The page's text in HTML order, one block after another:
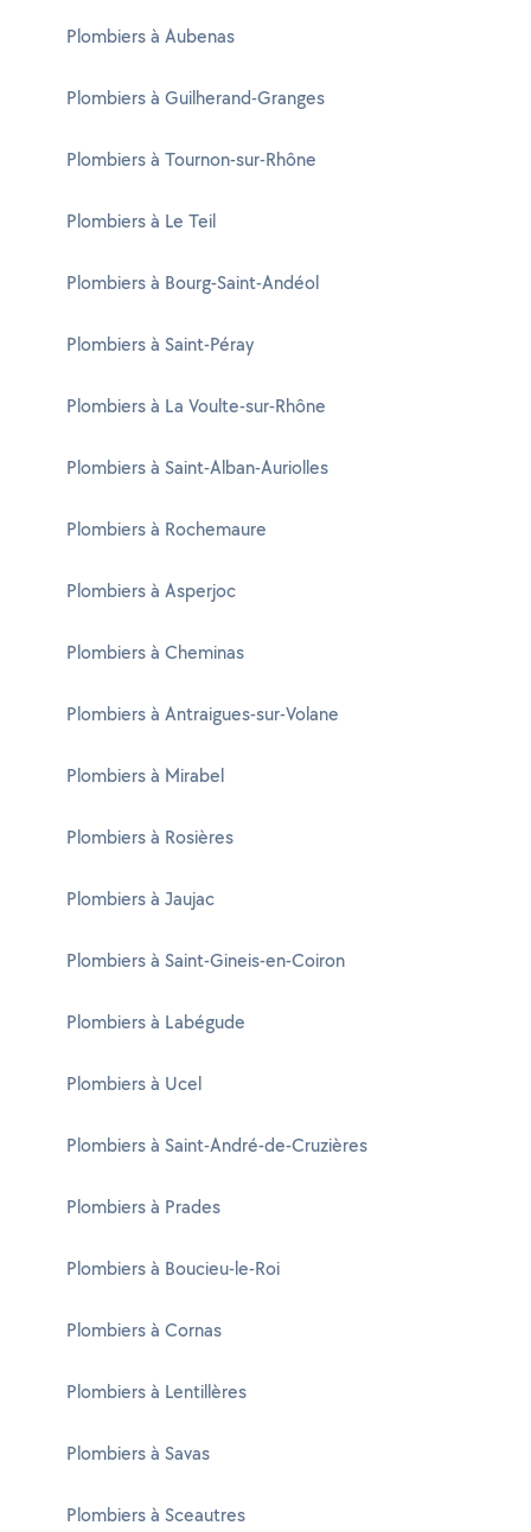
Plombiers à Aubenas
Plombiers à Guilherand-Granges
Plombiers à Tournon-sur-Rhône
Plombiers à Le Teil
Plombiers à Bourg-Saint-Andéol
Plombiers à Saint-Péray
Plombiers à La Voulte-sur-Rhône
Plombiers à Saint-Alban-Auriolles
Plombiers à Rochemaure
Plombiers à Asperjoc
Plombiers à Cheminas
Plombiers à Antraigues-sur-Volane
Plombiers à Mirabel
Plombiers à Rosières
Plombiers à Jaujac
Plombiers à Saint-Gineis-en-Coiron
Plombiers à Labégude
Plombiers à Ucel
Plombiers à Saint-André-de-Cruzières
Plombiers à Prades
Plombiers à Boucieu-le-Roi
Plombiers à Cornas
Plombiers à Lentillères
Plombiers à Savas
Plombiers à Sceautres